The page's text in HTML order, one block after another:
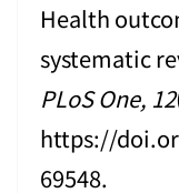
Health
systematic
PLoS One, 12
https://
69548.